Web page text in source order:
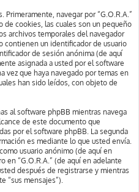
navegar por “G.O.R.A.”
de cookies, las cuales son un pequeño
archivos temporales del navegador
contienen un identificador de usuario
de sesión anónima (de aquí
asignada a usted por el software
vez que haya navegado por temas en
han sido leídos, con objeto de
al software phpBB mientras navega
de este documento que
por el software phpBB. La segunda
es mediante lo que usted envía.
usuario anónimo (de aquí en
en “G.O.R.A.” (de aquí en adelante
después de registrarse y mientras
“sus mensajes”).